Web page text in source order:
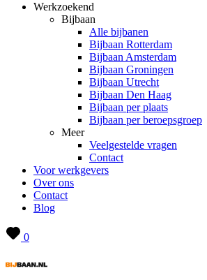
Werkzoekend
Bijbaan
Alle bijbanen
Bijbaan Rotterdam
Bijbaan Amsterdam
Bijbaan Groningen
Bijbaan Utrecht
Bijbaan Den Haag
Bijbaan per plaats
Bijbaan per beroepsgroep
Meer
Veelgestelde vragen
Contact
Voor werkgevers
Over ons
Contact
Blog
0